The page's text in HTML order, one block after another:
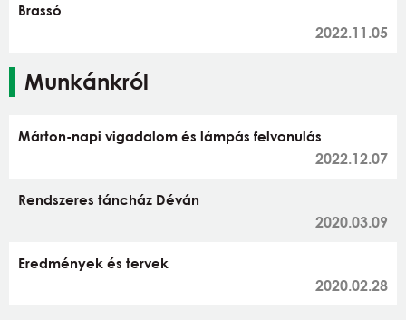
Brassó
2022.11.05
Munkánkról
Márton-napi vigadalom és lámpás felvonulás
2022.12.07
Rendszeres táncház Déván
2020.03.09
Eredmények és tervek
2020.02.28